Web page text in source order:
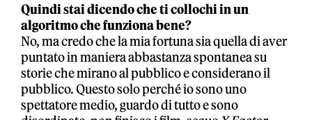
Quindi stai dicendo che ti collochi in un
algoritmo che funziona bene?
No, ma credo che la mia fortuna sia quella di aver
puntato in maniera abbastanza spontanea su
storie che mirano al pubblico e considerano il
pubblico. Questo solo perché io sono uno
spettatore medio, guardo di tutto e sono